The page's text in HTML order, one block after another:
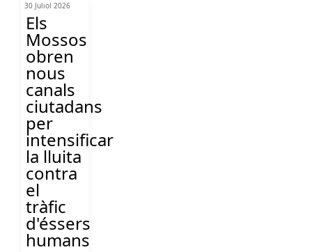
30 Juliol 2026
Els
Mossos
obren
nous
canals
ciutadans
per
intensificar
la lluita
contra
el
tràfic
d'éssers
humans